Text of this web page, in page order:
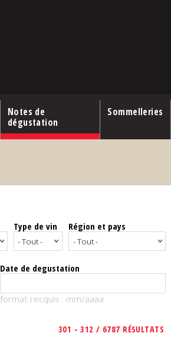
Notes de
dégustation
Sommelleries
Type de vin Région et pays
Date de degustation
format recquis : mm/aaaa
301 - 312 / 6787 RÉSULTATS